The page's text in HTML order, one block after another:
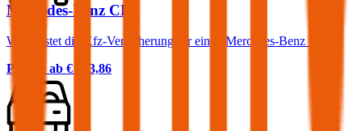
Mercedes-Benz CLS
Was kostet die Kfz-Versicherung für einen Mercedes-Benz CLS?
Prämie ab € 163,86